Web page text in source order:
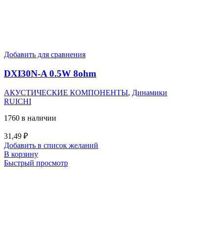
Добавить для сравнения
DXI30N-A 0.5W 8ohm
АКУСТИЧЕСКИЕ КОМПОНЕНТЫ, Динамики
RUICHI
1760 в наличии
31,49 ₽
Добавить в список желаний
В корзину
Быстрый просмотр